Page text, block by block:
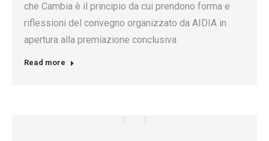
che Cambia è il principio da cui prendono forma e
riflessioni del convegno organizzato da AIDIA in
apertura alla premiazione conclusiva
Read more